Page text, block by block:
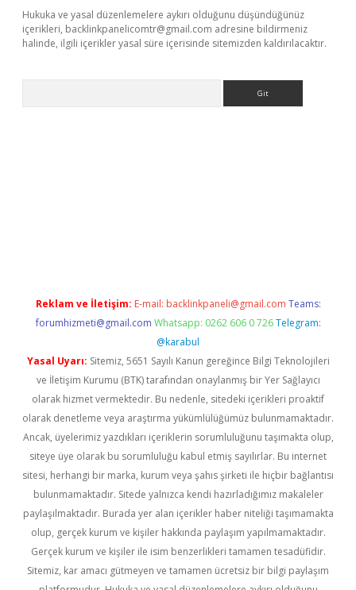
Hukuka ve yasal düzenlemelere aykırı olduğunu düşündüğünüz
içerikleri, backlinkpanelicomtr@gmail.com adresine bildirmeniz
halinde, ilgili içerikler yasal süre içerisinde sitemizden kaldırılacaktır.
Reklam ve İletişim: E-mail: backlinkpaneli@gmail.com Teams:
forumhizmeti@gmail.com Whatsapp: 0262 606 0 726 Telegram:
@karabul
Yasal Uyarı: Sitemiz, 5651 Sayılı Kanun gereğince Bilgi Teknolojileri
ve İletişim Kurumu (BTK) tarafından onaylanmış bir Yer Sağlayıcı
olarak hizmet vermektedir. Bu nedenle, sitedeki içerikleri proaktif
olarak denetleme veya araştırma yükümlülüğümüz bulunmamaktadır.
Ancak, üyelerimiz yazdıkları içeriklerin sorumluluğunu taşımakta olup,
siteye üye olarak bu sorumluluğu kabul etmiş sayılırlar. Bu internet
sitesi, herhangi bir marka, kurum veya şahıs şirketi ile hiçbir bağlantısı
bulunmamaktadır. Sitede yalnızca kendi hazırladığımız makaleler
paylaşılmaktadır. Burada yer alan içerikler haber niteliği taşımamakta
olup, gerçek kurum ve kişiler hakkında paylaşım yapılmamaktadır.
Gerçek kurum ve kişiler ile isim benzerlikleri tamamen tesadüfidir.
Sitemiz, kar amacı gütmeyen ve tamamen ücretsiz bir bilgi paylaşım